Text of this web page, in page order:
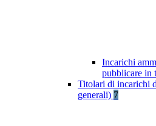
Incarichi
pubblicare in
Titolari di incarichi
generali) 7